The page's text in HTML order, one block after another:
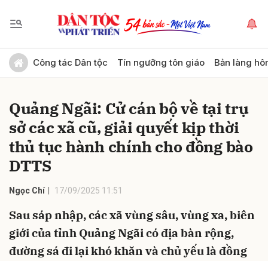
Công tác Dân tộc Tín ngưỡng tôn giáo Bản làng
Quảng Ngãi: Cử cán bộ về tại trụ
sở các xã cũ, giải quyết kịp thời
thủ tục hành chính cho đồng bào
DTTS
Ngọc Chí 17/09/2025 11:51
Sau sáp nhập, các xã vùng sâu, vùng xa, biên
giới của tỉnh Quảng Ngãi có địa bàn rộng,
đường sá đi lại khó khăn và chủ yếu là đồng
Gửi bình luận